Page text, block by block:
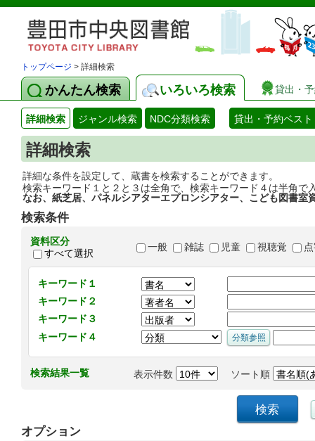
トップページ > 詳細検索
かんたん検索 いろいろ検索 貸出・
詳細検索 ジャンル検索 NDC分類検索 貸出・予約ベスト
詳細検索
詳細な条件を設定して、蔵書を検索することができます。
検索キーワード１と２と３は全角で、検索キーワード４は半角で
なお、紙芝居、パネルシアターエプロンシアター、こども図書室
検索条件
資料区分
すべて選択
一般 雑誌 児童 視聴覚
キーワード１
キーワード２
キーワード３
キーワード４
検索結果一覧 表示件数 ソート順
オプション